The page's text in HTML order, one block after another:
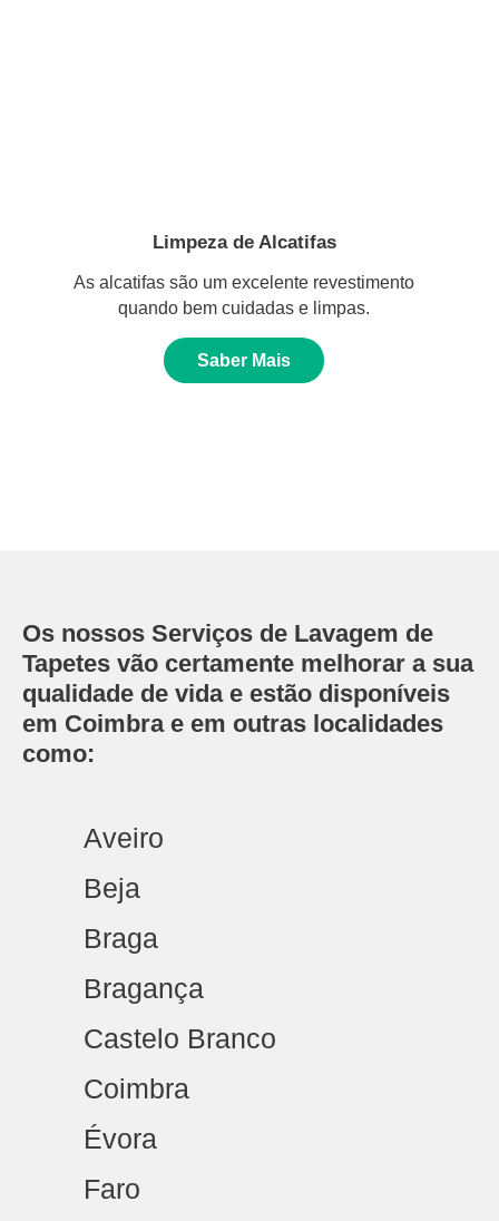
Limpeza de Alcatifas
As alcatifas são um excelente revestimento
quando bem cuidadas e limpas.
Saber Mais
Os nossos Serviços de Lavagem de
Tapetes vão certamente melhorar a sua
qualidade de vida e estão disponíveis
em Coimbra e em outras localidades
como:
Aveiro
Beja
Braga
Bragança
Castelo Branco
Coimbra
Évora
Faro